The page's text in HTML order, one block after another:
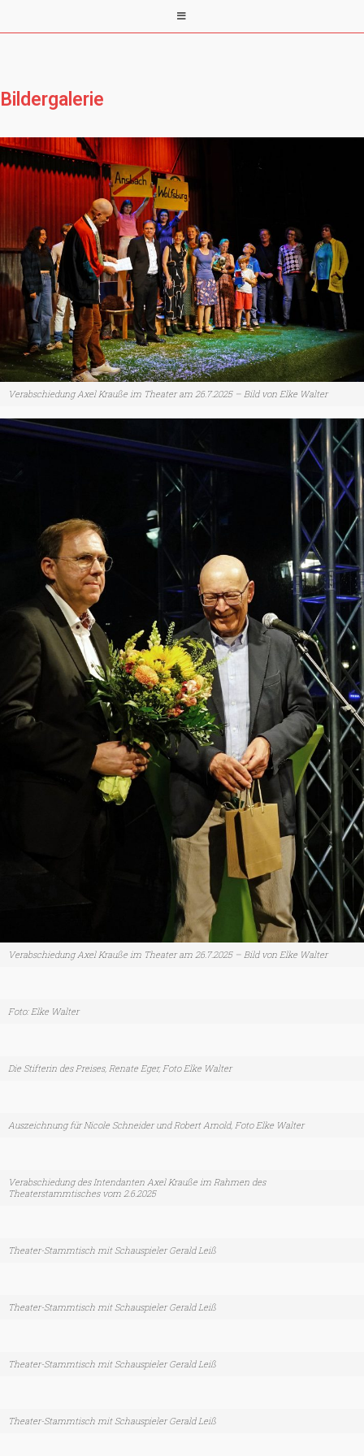
Bildergalerie
Verabschiedung Axel Krauße im Theater am 26.7.2025 – Bild von Elke Walter
Verabschiedung Axel Krauße im Theater am 26.7.2025 – Bild von Elke Walter
Foto: Elke Walter
Die Stifterin des Preises, Renate Eger, Foto Elke Walter
Auszeichnung für Nicole Schneider und Robert Arnold, Foto Elke Walter
Verabschiedung des Intendanten Axel Krauße im Rahmen des
Theaterstammtisches vom 2.6.2025
Theater-Stammtisch mit Schauspieler Gerald Leiß
Theater-Stammtisch mit Schauspieler Gerald Leiß
Theater-Stammtisch mit Schauspieler Gerald Leiß
Theater-Stammtisch mit Schauspieler Gerald Leiß